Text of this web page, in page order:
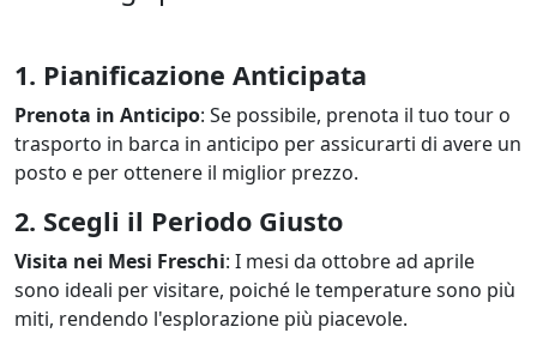
1. Pianificazione Anticipata
Prenota in Anticipo: Se possibile, prenota il tuo tour o
trasporto in barca in anticipo per assicurarti di avere un
posto e per ottenere il miglior prezzo.
2. Scegli il Periodo Giusto
Visita nei Mesi Freschi: I mesi da ottobre ad aprile
sono ideali per visitare, poiché le temperature sono più
miti, rendendo l'esplorazione più piacevole.